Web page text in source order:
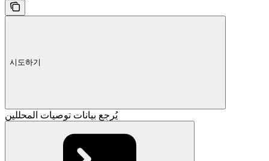
시도하기
يُرجِع بيانات توصيات المحللين